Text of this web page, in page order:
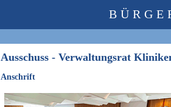
Ausschuss - Verwaltungsrat
Anschrift